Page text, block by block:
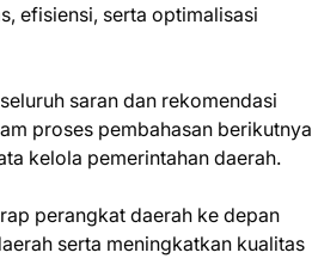
efisiensi, serta optimalisasi
saran dan rekomendasi
proses pembahasan berikutnya
kelola pemerintahan daerah.
perangkat daerah ke depan
serta meningkatkan kualitas